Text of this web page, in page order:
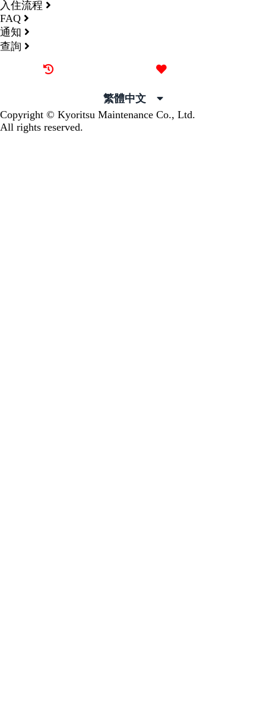
入住流程
FAQ
通知
查詢
繁體中文
Copyright © Kyoritsu Maintenance Co., Ltd.
All rights reserved.